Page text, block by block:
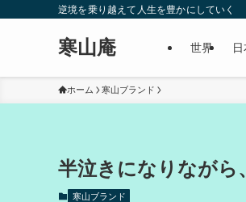
逆境を乗り越えて人生を豊かにしていく
寒山庵 世界
ホーム 寒山ブランド
半泣きになりながら
寒山ブランド